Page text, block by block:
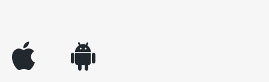
appleinc android